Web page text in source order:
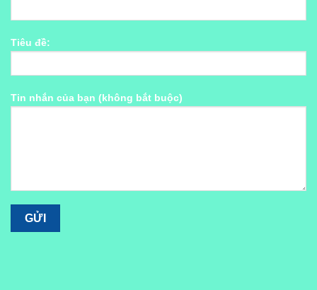
Tiêu đề:
Tin nhắn của bạn (không bắt buộc)